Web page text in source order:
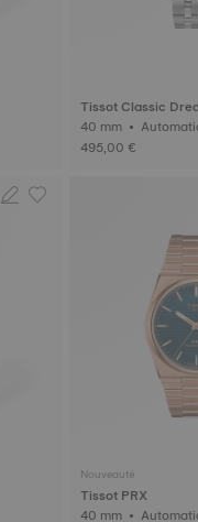
Tissot Classic
40 mm •
495,00 €
Nouveauté
Tissot PRX
40 mm •